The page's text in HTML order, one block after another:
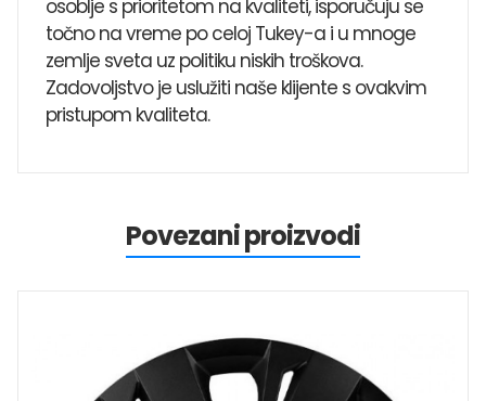
osoblje s prioritetom na kvaliteti, isporučuju se
točno na vreme po celoj Tukey-a i u mnoge
zemlje sveta uz politiku niskih troškova.
Zadovoljstvo je uslužiti naše klijente s ovakvim
pristupom kvaliteta.
Povezani proizvodi